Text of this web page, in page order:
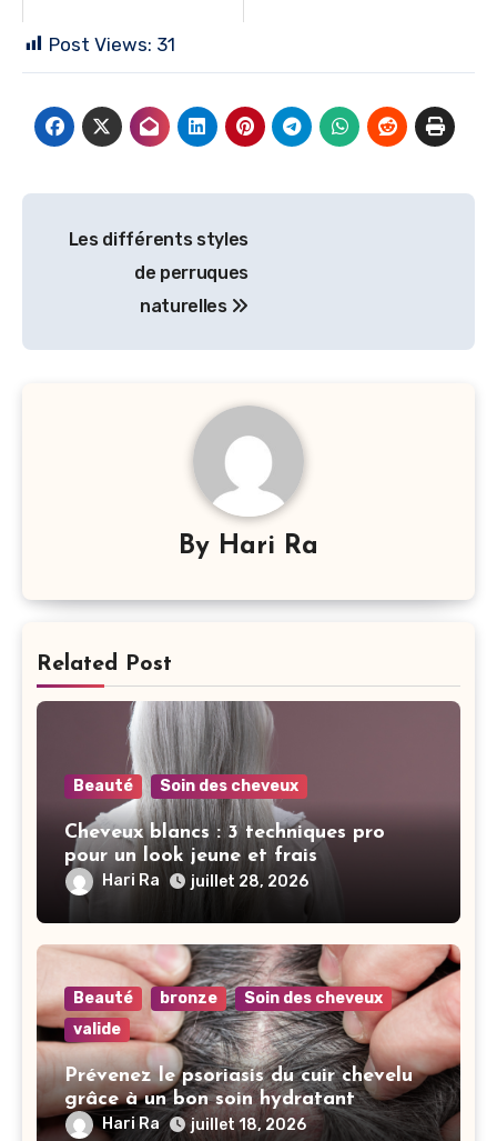
Post Views: 31
l’article
Les différents styles
de perruques
naturelles
By Hari Ra
Related Post
Beauté Soin des cheveux
Cheveux blancs : 3 techniques pro
pour un look jeune et frais
Hari Ra juillet 28, 2026
Beauté bronze
Soin des cheveux
valide
Prévenez le psoriasis du cuir chevelu
grâce à un bon soin hydratant
Hari Ra juillet 18, 2026